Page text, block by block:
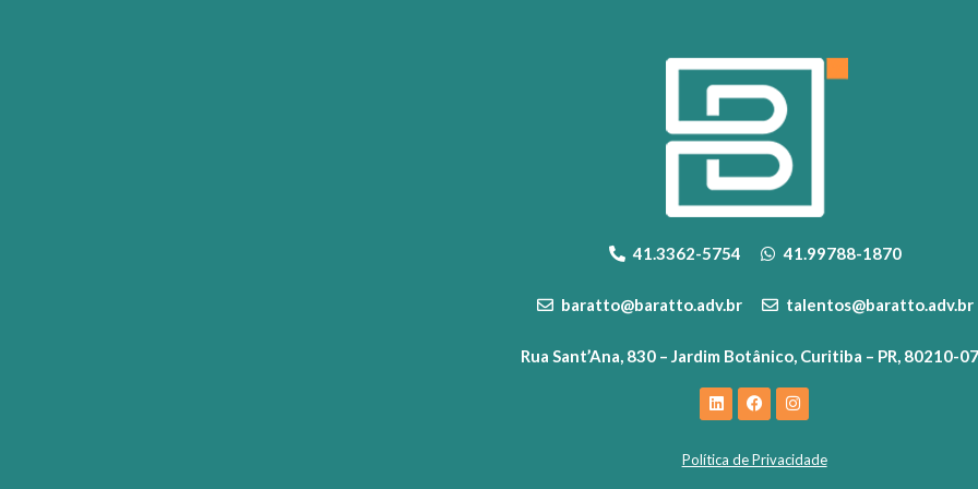
41.3362-5754 41.99788-1870
baratto@baratto.adv.br talentos@baratto.adv.br
Rua Sant’Ana, 830 – Jardim Botânico, Curitiba – PR, 80210-
Política de Privacidade